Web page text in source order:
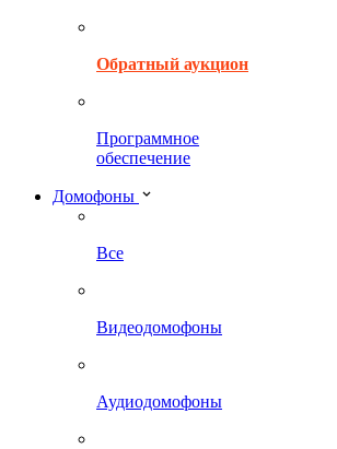
Обратный аукцион
Программное
обеспечение
Домофоны
Все
Видеодомофоны
Аудиодомофоны